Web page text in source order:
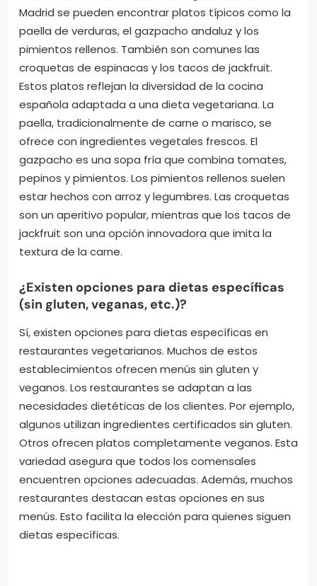
temporada. La diversidad de opciones permite a los
comensales disfrutar de una experiencia
gastronómica variada y saludable.
¿Qué platos típicos se pueden encontrar en
estos menús?
En los menús de restaurantes vegetarianos en
Madrid se pueden encontrar platos típicos como la
paella de verduras, el gazpacho andaluz y los
pimientos rellenos. También son comunes las
croquetas de espinacas y los tacos de jackfruit.
Estos platos reflejan la diversidad de la cocina
española adaptada a una dieta vegetariana. La
paella, tradicionalmente de carne o marisco, se
gazpacho es una sopa fría que combina tomates,
pepinos y pimientos. Los pimientos rellenos suelen
estar hechos con arroz y legumbres. Las croquetas
son un aperitivo popular, mientras que los tacos de
jackfruit son una opción innovadora que imita la
textura de la carne.
¿Existen opciones para dietas específicas
(sin gluten, veganas, etc.)?
Sí, existen opciones para dietas específicas en
restaurantes vegetarianos. Muchos de estos
establecimientos ofrecen menús sin gluten y
veganos. Los restaurantes se adaptan a las
necesidades dietéticas de los clientes. Por ejemplo,